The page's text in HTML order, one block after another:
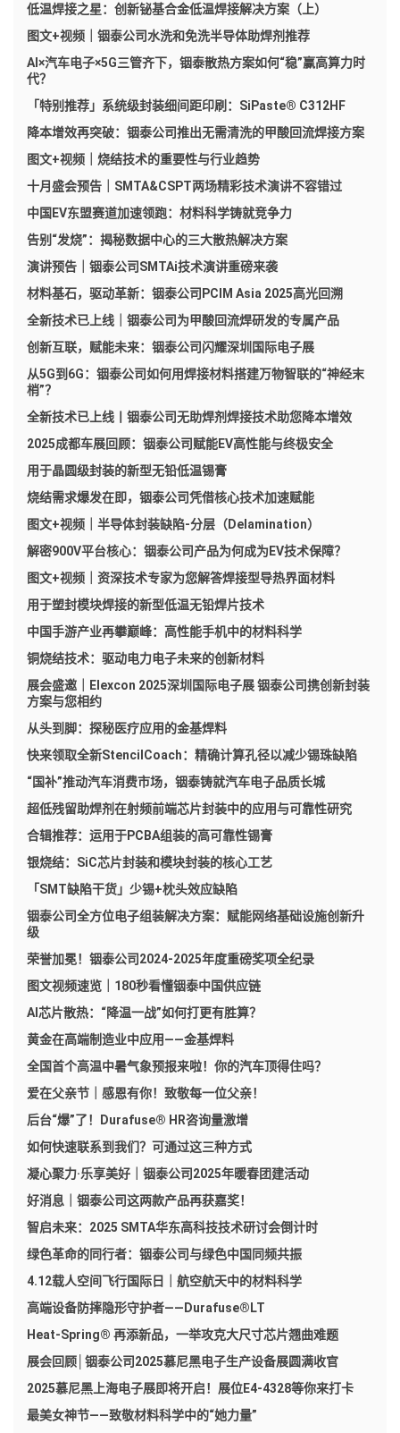
低温焊接之星：创新铋基合金低温焊接解决方案（上）
图文+视频｜铟泰公司水洗和免洗半导体助焊剂推荐
AI×汽车电子×5G三管齐下，铟泰散热方案如何“稳”赢高算力时
代？
「特别推荐」系统级封装细间距印刷：SiPaste® C312HF
降本增效再突破：铟泰公司推出无需清洗的甲酸回流焊接方案
图文+视频｜烧结技术的重要性与行业趋势
十月盛会预告｜SMTA&CSPT两场精彩技术演讲不容错过
中国EV东盟赛道加速领跑：材料科学铸就竞争力
告别“发烧”：揭秘数据中心的三大散热解决方案
演讲预告｜铟泰公司SMTAi技术演讲重磅来袭
材料基石，驱动革新：铟泰公司PCIM Asia 2025高光回溯
全新技术已上线｜铟泰公司为甲酸回流焊研发的专属产品
创新互联，赋能未来：铟泰公司闪耀深圳国际电子展
从5G到6G：铟泰公司如何用焊接材料搭建万物智联的“神经末
梢”？
全新技术已上线丨铟泰公司无助焊剂焊接技术助您降本增效
2025成都车展回顾：铟泰公司赋能EV高性能与终极安全
用于晶圆级封装的新型无铅低温锡膏
烧结需求爆发在即，铟泰公司凭借核心技术加速赋能
图文+视频｜半导体封装缺陷-分层（Delamination）
解密900V平台核心：铟泰公司产品为何成为EV技术保障？
图文+视频｜资深技术专家为您解答焊接型导热界面材料
用于塑封模块焊接的新型低温无铅焊片技术
中国手游产业再攀巅峰：高性能手机中的材料科学
铜烧结技术：驱动电力电子未来的创新材料
展会盛邀｜Elexcon 2025深圳国际电子展 铟泰公司携创新封装
方案与您相约
从头到脚：探秘医疗应用的金基焊料
快来领取全新StencilCoach：精确计算孔径以减少锡珠缺陷
“国补”推动汽车消费市场，铟泰铸就汽车电子品质长城
超低残留助焊剂在射频前端芯片封装中的应用与可靠性研究
合辑推荐：运用于PCBA组装的高可靠性锡膏
银烧结：SiC芯片封装和模块封装的核心工艺
「SMT缺陷干货」少锡+枕头效应缺陷
铟泰公司全方位电子组装解决方案：赋能网络基础设施创新升
级
荣誉加冕！铟泰公司2024-2025年度重磅奖项全纪录
图文视频速览｜180秒看懂铟泰中国供应链
AI芯片散热：“降温一战”如何打更有胜算？
黄金在高端制造业中应用——金基焊料
全国首个高温中暑气象预报来啦！你的汽车顶得住吗？
爱在父亲节｜感恩有你！致敬每一位父亲！
后台“爆”了！Durafuse® HR咨询量激增
如何快速联系到我们？可通过这三种方式
凝心聚力·乐享美好｜铟泰公司2025年暖春团建活动
好消息｜铟泰公司这两款产品再获嘉奖！
智启未来：2025 SMTA华东高科技技术研讨会倒计时
绿色革命的同行者：铟泰公司与绿色中国同频共振
4.12载人空间飞行国际日｜航空航天中的材料科学
高端设备防摔隐形守护者——Durafuse®LT
Heat-Spring® 再添新品，一举攻克大尺寸芯片翘曲难题
展会回顾│铟泰公司2025慕尼黑电子生产设备展圆满收官
2025慕尼黑上海电子展即将开启！展位E4-4328等你来打卡
最美女神节——致敬材料科学中的“她力量”